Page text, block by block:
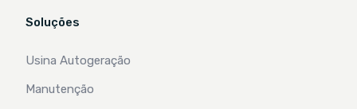
Soluções
Usina Autogeração
Manutenção